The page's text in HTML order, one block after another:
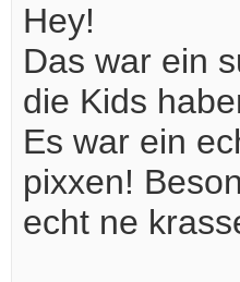
Hey!
Das war ein
die Kids
Es war ein
pixxen!
echt ne